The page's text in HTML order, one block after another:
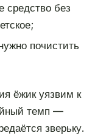
средство без
почистить
ёжик уязвим к
темп —
зверьку.